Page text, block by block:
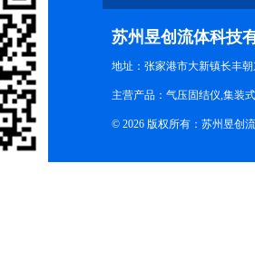
苏州昱创流体科技
地址：张家港市大新镇长丰
主营产品：气压固结仪,集装
© 2026 版权所有：苏州昱创